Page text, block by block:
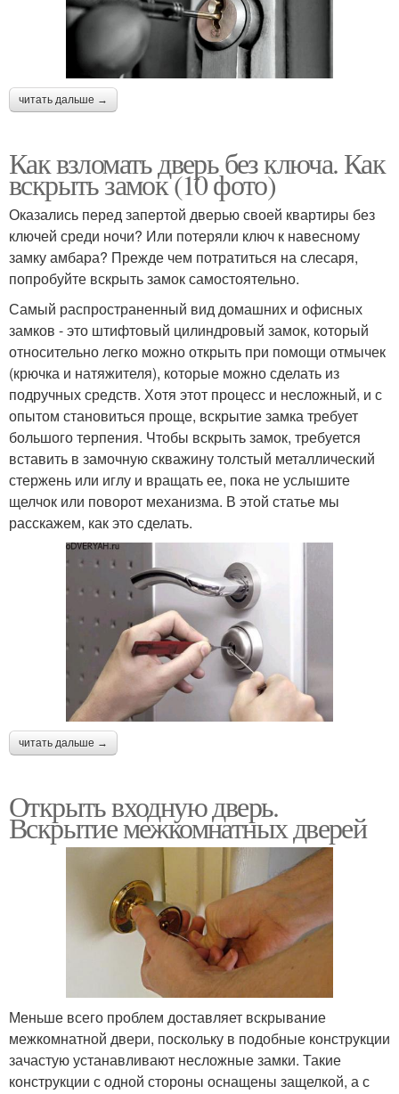
читать дальше →
Как взломать дверь без ключа. Как
вскрыть замок (10 фото)
Оказались перед запертой дверью своей квартиры без
ключей среди ночи? Или потеряли ключ к навесному
замку амбара? Прежде чем потратиться на слесаря,
попробуйте вскрыть замок самостоятельно.
Самый распространенный вид домашних и офисных
замков - это штифтовый цилиндровый замок, который
относительно легко можно открыть при помощи отмычек
(крючка и натяжителя), которые можно сделать из
подручных средств. Хотя этот процесс и несложный, и с
опытом становиться проще, вскрытие замка требует
большого терпения. Чтобы вскрыть замок, требуется
вставить в замочную скважину толстый металлический
стержень или иглу и вращать ее, пока не услышите
щелчок или поворот механизма. В этой статье мы
расскажем, как это сделать.
читать дальше →
Открыть входную дверь.
Вскрытие межкомнатных дверей
Меньше всего проблем доставляет вскрывание
межкомнатной двери, поскольку в подобные конструкции
зачастую устанавливают несложные замки. Такие
конструкции с одной стороны оснащены защелкой, а с